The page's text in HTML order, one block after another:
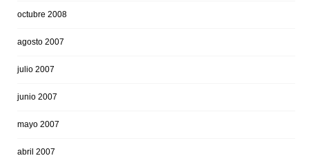
octubre 2008
agosto 2007
julio 2007
junio 2007
mayo 2007
abril 2007